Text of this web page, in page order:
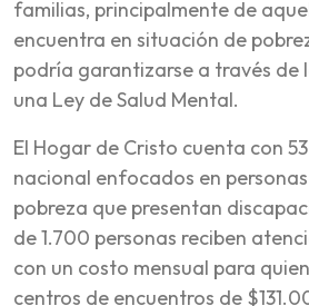
familias, principalmente de
encuentra en situación de
podría garantizarse a través de
una Ley de Salud Mental.
El Hogar de Cristo cuenta con
nacional enfocados en
pobreza que presentan
de 1.700 personas reciben
con un costo mensual para
centros de encuentros de